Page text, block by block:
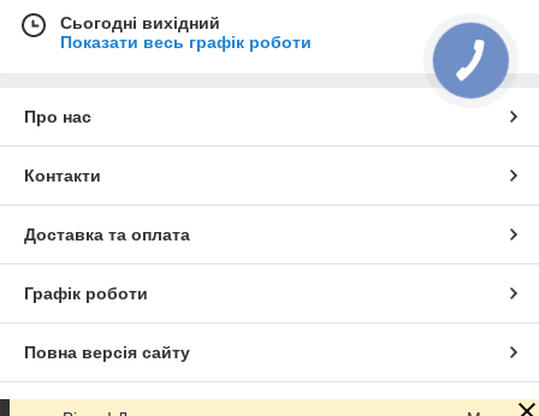
Сьогодні вихідний
Показати весь графік роботи
Про нас
Контакти
Доставка та оплата
Графік роботи
Повна версія сайту
Сайт створено на маркетплейсі